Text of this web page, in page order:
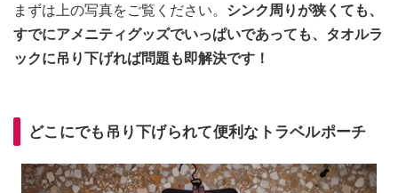
まずは上の写真をご覧ください。 シンク周りが狭くても、
すでにアメニティグッズでいっぱいであっても、タオルラ
ックに吊り下げれば問題も即解決です！
どこにでも吊り下げられて便利なトラベルポーチ